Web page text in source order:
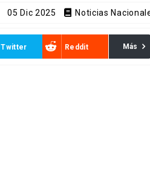
05 Dic 2025 Noticias
Twitter Reddit Más